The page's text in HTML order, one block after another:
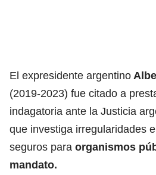
El expresidente argentino
(2019-2023) fue citado a
indagatoria ante la Justicia
que investiga irregularidades
seguros para organismos
mandato.